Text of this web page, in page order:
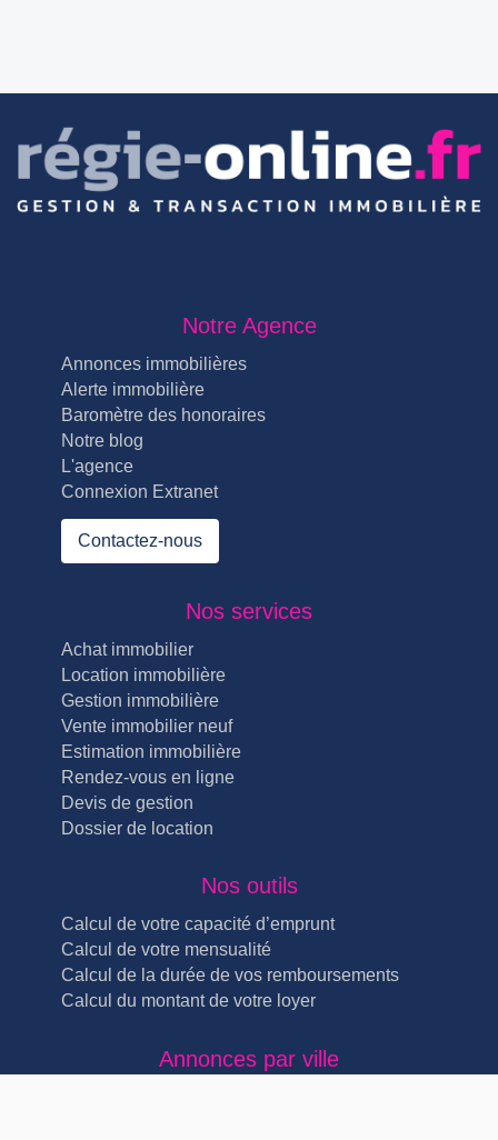
Notre Agence
Annonces immobilières
Alerte immobilière
Baromètre des honoraires
Notre blog
L'agence
Connexion Extranet
Contactez-nous
Nos services
Achat immobilier
Location immobilière
Gestion immobilière
Vente immobilier neuf
Estimation immobilière
Rendez-vous en ligne
Devis de gestion
Dossier de location
Nos outils
Calcul de votre capacité d’emprunt
Calcul de votre mensualité
Calcul de la durée de vos remboursements
Calcul du montant de votre loyer
Annonces par ville